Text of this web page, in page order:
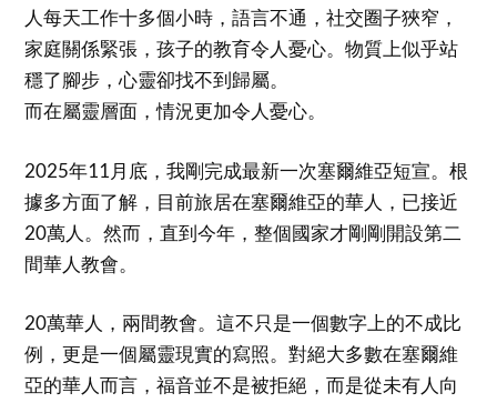
人每天工作十多個小時，語言不通，社交圈子狹窄，
家庭關係緊張，孩子的教育令人憂心。物質上似乎站
穩了腳步，心靈卻找不到歸屬。
而在屬靈層面，情況更加令人憂心。
2025年11月底，我剛完成最新一次塞爾維亞短宣。根
據多方面了解，目前旅居在塞爾維亞的華人，已接近
20萬人。然而，直到今年，整個國家才剛剛開設第二
間華人教會。
20萬華人，兩間教會。這不只是一個數字上的不成比
例，更是一個屬靈現實的寫照。對絕大多數在塞爾維
亞的華人而言，福音並不是被拒絕，而是從未有人向